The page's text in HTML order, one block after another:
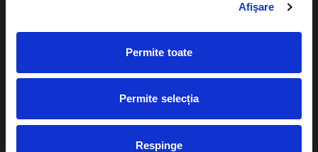
Afişare
Permite toate
Permite selecția
Respinge
Cum comand bilete?
eBilet printat acasa
Livrare prin curier
Cultura